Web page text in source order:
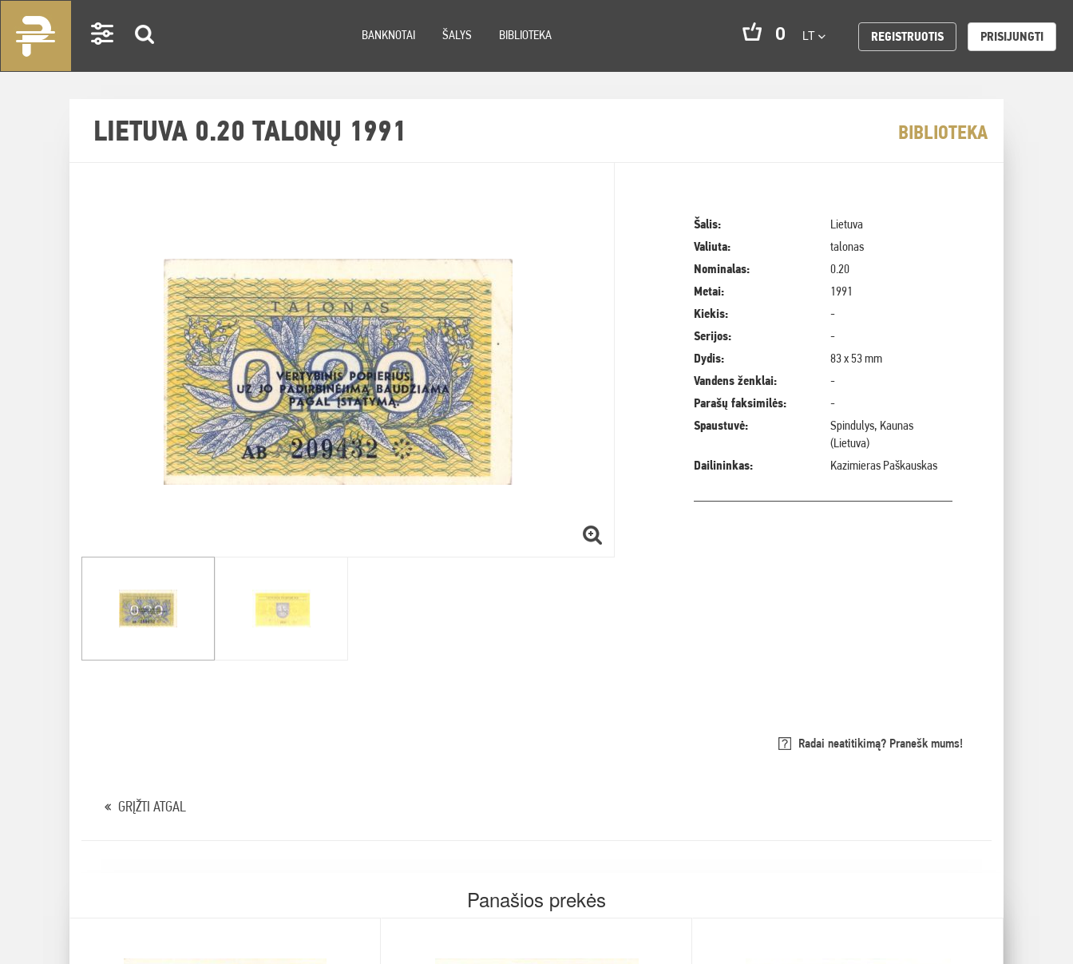
BANKNOTAI ŠALYS BIBLIOTEKA 0 LT REGISTRUOTIS PRISIJUNGTI
LIETUVA 0.20 TALONŲ 1991 BIBLIOTEKA
Šalis:
Lietuva
Valiuta:
talonas
Nominalas:
0.20
Metai:
1991
Kiekis:
-
Serijos:
-
Dydis:
83 x 53 mm
Vandens ženklai:
-
Parašų faksimilės:
-
Spaustuvė:
Spindulys, Kaunas
(Lietuva)
Dailininkas:
Kazimieras Paškauskas
Radai neatitikimą? Pranešk mums!
GRĮŽTI ATGAL
Panašios prekės